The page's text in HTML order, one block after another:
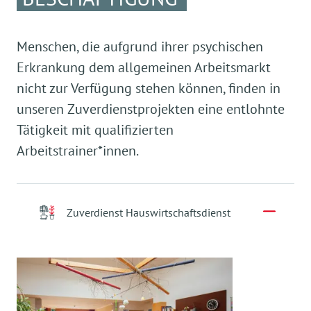
eigenen Wohnung benötigen Sie ein hohes Maß
an Selbständigkeit, brauchen in einigen
Bereichen des täglichen Lebens aber noch
Unterstützung.
Betreutes Einzelwohnen
Menschen, die aufgrund ihrer psychischen
Erkrankung dem allgemeinen Arbeitsmarkt
nicht zur Verfügung stehen können, finden in
unseren Zuverdienstprojekten eine entlohnte
Tätigkeit mit qualifizierten
Arbeitstrainer*innen.
Zuverdienst Hauswirtschaftsdienst